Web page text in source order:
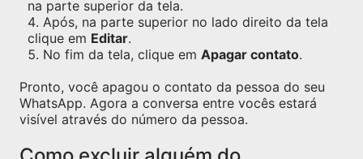
na parte superior da tela.
Após, na parte superior no lado direito da tela
clique em Editar.
No fim da tela, clique em Apagar contato.
Pronto, você apagou o contato da pessoa do seu
WhatsApp. Agora a conversa entre vocês estará
visível através do número da pessoa.